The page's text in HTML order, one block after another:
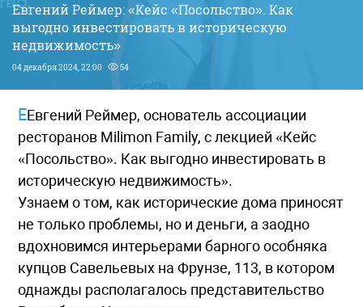
Евгений Реймер: «Кейс «Посольство». Как
выгодно инвестировать в историческую
недвижимость»
04 декабря 2024, 22:00 54
ЕЕвгений Реймер, основатель ассоциации
ресторанов Milimon Family, с лекцией «Кейс
«Посольство». Как выгодно инвестировать в
историческую недвижимость».
Узнаем о том, как исторические дома приносят
не только проблемы, но и деньги, а заодно
вдохновимся интерьерами барного особняка
купцов Савельевых на Фрунзе, 113, в котором
однажды располагалось представительство